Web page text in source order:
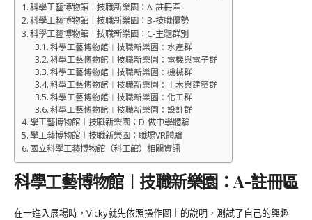
科學工藝博物館︱技職新樂園：A-註冊區
科學工藝博物館︱技職新樂園：B-技職優勢
科學工藝博物館︱技職新樂園：C-主題群別
科學工藝博物館︱技職新樂園：水產群
科學工藝博物館︱技職新樂園：電機與電子群
科學工藝博物館︱技職新樂園：機械群
科學工藝博物館︱技職新樂園：土木與建築群
科學工藝博物館︱技職新樂園：化工群
科學工藝博物館︱技職新樂園：設計群
學工藝博物館︱技職新樂園：D-做中學體驗
學工藝博物館︱技職新樂園：職場VR體驗
國立科學工藝博物館（科工館）相關資訊
科學工藝博物館︱技職新樂園：A-註冊區
在一進入展場時，Vicky就先依照操作圖上的說明，測試了自己的興趣